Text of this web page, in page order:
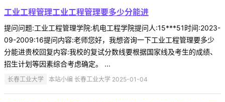
工业工程管理工业工程管理要多少分能进
提问问题:工业工程管理学院:机电工程学院提问人:15***51时间:2023-
09-2009:16提问内容:老师您好，我想咨询一下工业工程管理要多少
分能进贵校回复内容:我校的复试分数线要根据国家线及考生的成绩、
招生计划等因素综合考虑确定。 ...
长春工业大学 本站小编 长春工业大学 2025-01-04